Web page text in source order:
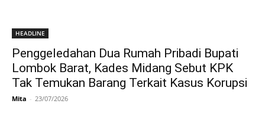
HEADLINE
Penggeledahan Dua Rumah Pribadi Bupati
Lombok Barat, Kades Midang Sebut KPK
Tak Temukan Barang Terkait Kasus Korupsi
Mita - 23/07/2026